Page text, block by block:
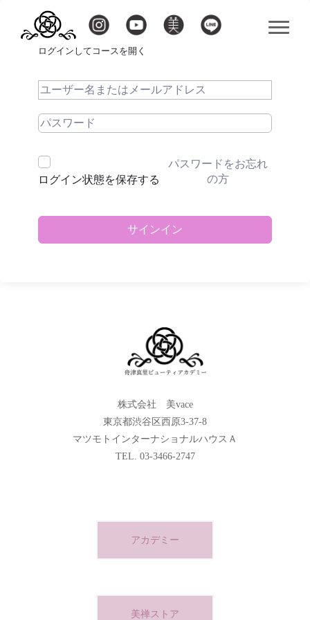
ログインしてコースを開く
ログイン状態を保存する
パスワードをお忘れ
の方
サインイン
株式会社 美vace
東京都渋谷区西原3-37-8
マツモトインターナショナルハウスＡ
TEL. 03-3466-2747
アカデミー
美禅ストア